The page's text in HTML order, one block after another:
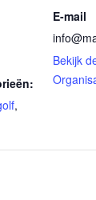
,
E-mail
Bekijk